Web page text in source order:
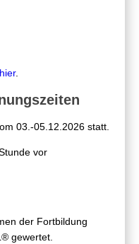
.
03.-05.12.2026 statt.
vor
der Fortbildung
gewertet.